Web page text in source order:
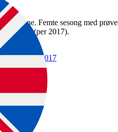
prøvene. Femte sesong med
i landet (per 2017).
i jordbær 2017